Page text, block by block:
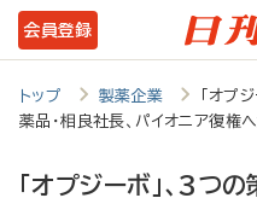
メ
イ
コ
会員登録
トップ 製薬企業
「オプ
薬品・相良社長、パイオニア復権
「オプジーボ」、3つ